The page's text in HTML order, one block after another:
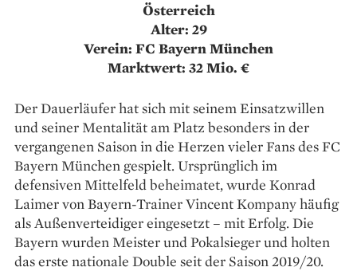
Österreich
Alter: 29
Verein: FC Bayern München
Marktwert: 32 Mio. €
Der Dauerläufer hat sich mit seinem Einsatzwillen
und seiner Mentalität am Platz besonders in der
vergangenen Saison in die Herzen vieler Fans des FC
Bayern München gespielt. Ursprünglich im
defensiven Mittelfeld beheimatet, wurde Konrad
Laimer von Bayern-Trainer Vincent Kompany häufig
als Außenverteidiger eingesetzt – mit Erfolg. Die
Bayern wurden Meister und Pokalsieger und holten
das erste nationale Double seit der Saison 2019/20.